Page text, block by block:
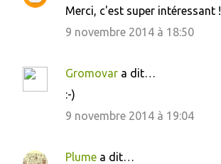
Merci, c'est super intéressant !
9 novembre 2014 à 18:50
Gromovar a dit…
:-)
9 novembre 2014 à 19:04
Plume a dit…